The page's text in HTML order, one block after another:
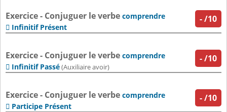
-/10
Exercice - Conjuguer le verbe comprendre
 Infinitif Présent
-/10
Exercice - Conjuguer le verbe comprendre
 Infinitif Passé(Auxiliaire avoir)
-/10
Exercice - Conjuguer le verbe comprendre
 Participe Présent